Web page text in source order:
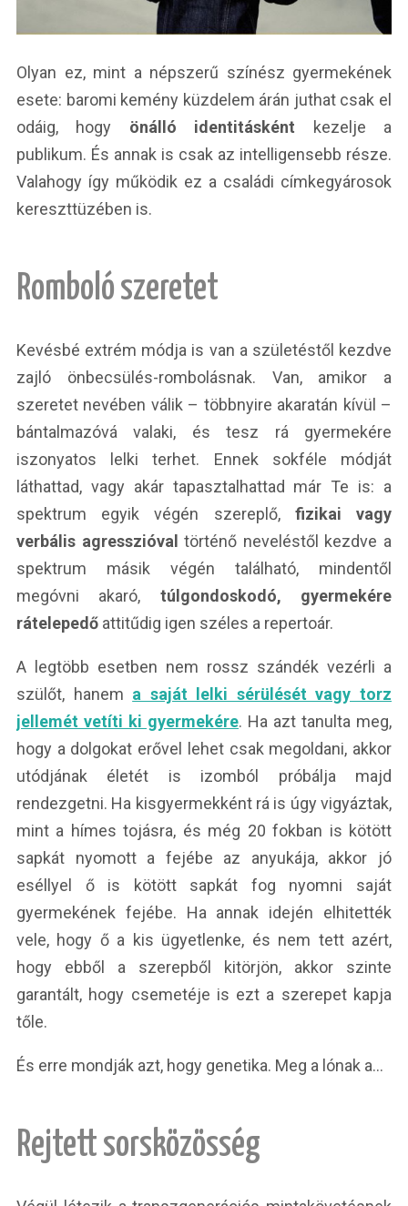
Olyan ez, mint a népszerű színész gyermekének
esete: baromi kemény küzdelem árán juthat csak el
odáig, hogy önálló identitásként kezelje a
publikum. És annak is csak az intelligensebb része.
Valahogy így működik ez a családi címkegyárosok
kereszttüzében is.
Romboló szeretet
Kevésbé extrém módja is van a születéstől kezdve
zajló önbecsülés-rombolásnak. Van, amikor a
szeretet nevében válik – többnyire akaratán kívül –
bántalmazóvá valaki, és tesz rá gyermekére
iszonyatos lelki terhet. Ennek sokféle módját
láthattad, vagy akár tapasztalhattad már Te is: a
spektrum egyik végén szereplő, fizikai vagy
verbális agresszióval történő neveléstől kezdve a
spektrum másik végén található, mindentől
megóvni akaró, túlgondoskodó, gyermekére
rátelepedő attitűdig igen széles a repertoár.
A legtöbb esetben nem rossz szándék vezérli a
szülőt, hanem a saját lelki sérülését vagy torz
jellemét vetíti ki gyermekére. Ha azt tanulta meg,
hogy a dolgokat erővel lehet csak megoldani, akkor
utódjának életét is izomból próbálja majd
rendezgetni. Ha kisgyermekként rá is úgy vigyáztak,
mint a hímes tojásra, és még 20 fokban is kötött
sapkát nyomott a fejébe az anyukája, akkor jó
eséllyel ő is kötött sapkát fog nyomni saját
gyermekének fejébe. Ha annak idején elhitették
vele, hogy ő a kis ügyetlenke, és nem tett azért,
hogy ebből a szerepből kitörjön, akkor szinte
garantált, hogy csemetéje is ezt a szerepet kapja
tőle.
És erre mondják azt, hogy genetika. Meg a lónak a…
Rejtett sorsközösség